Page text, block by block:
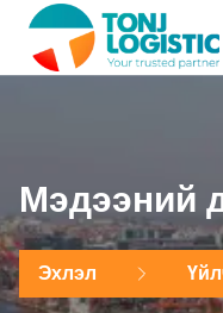
Мэдээний
Эхлэл